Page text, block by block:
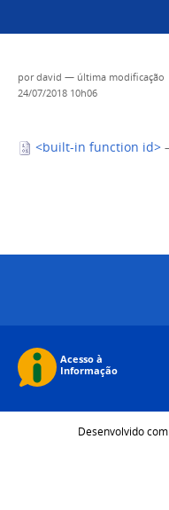
pordavid — última modificação
24/07/2018 10h06
<built-in function id>
Desenvolvido